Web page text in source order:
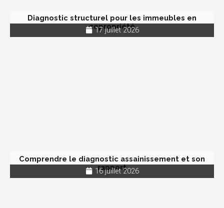
Diagnostic structurel pour les immeubles en
copropriété
17 juillet 2026
Comprendre le diagnostic assainissement et son
rapport
16 juillet 2026